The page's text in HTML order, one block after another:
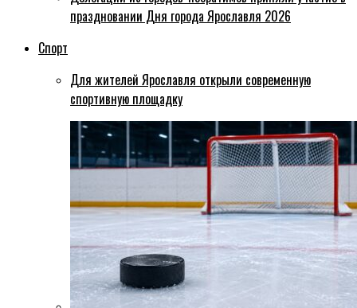
праздновании Дня города Ярославля 2026
Спорт
Для жителей Ярославля открыли современную
спортивную площадку